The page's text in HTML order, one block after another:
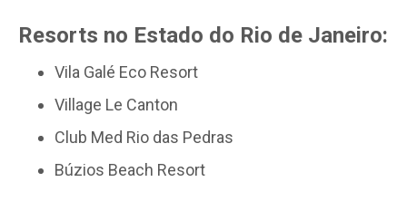
Resorts no Estado do Rio de Janeiro:
Vila Galé Eco Resort
Village Le Canton
Club Med Rio das Pedras
Búzios Beach Resort